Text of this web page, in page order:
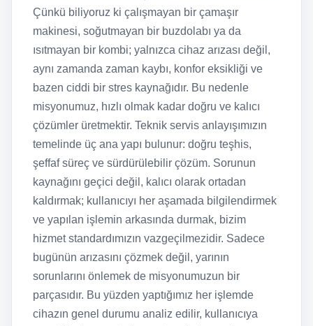
Çünkü biliyoruz ki çalışmayan bir çamaşır
makinesi, soğutmayan bir buzdolabı ya da
ısıtmayan bir kombi; yalnızca cihaz arızası değil,
aynı zamanda zaman kaybı, konfor eksikliği ve
bazen ciddi bir stres kaynağıdır. Bu nedenle
misyonumuz, hızlı olmak kadar doğru ve kalıcı
çözümler üretmektir. Teknik servis anlayışımızın
temelinde üç ana yapı bulunur: doğru teşhis,
şeffaf süreç ve sürdürülebilir çözüm. Sorunun
kaynağını geçici değil, kalıcı olarak ortadan
kaldırmak; kullanıcıyı her aşamada bilgilendirmek
ve yapılan işlemin arkasında durmak, bizim
hizmet standardımızın vazgeçilmezidir. Sadece
bugünün arızasını çözmek değil, yarının
sorunlarını önlemek de misyonumuzun bir
parçasıdır. Bu yüzden yaptığımız her işlemde
cihazın genel durumu analiz edilir, kullanıcıya